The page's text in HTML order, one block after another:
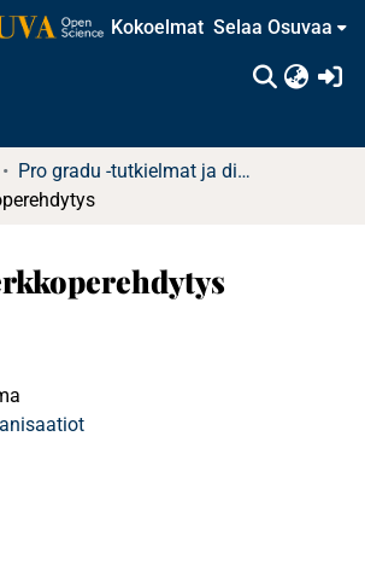
Kokoelmat Selaa Osuvaa
Pro gradu -tutkielmat ja diplomityöt (rajattu saatavuus)